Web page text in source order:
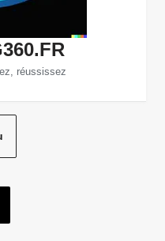
réussissez